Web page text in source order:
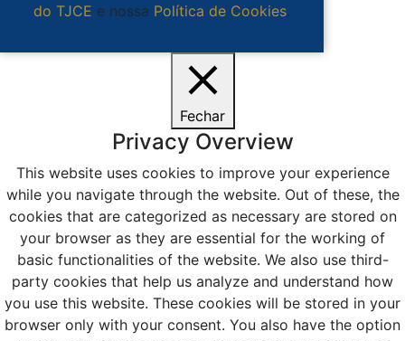
do TJCE e nossa Política de Cookies.
Fechar
Privacy Overview
This website uses cookies to improve your experience
while you navigate through the website. Out of these, the
cookies that are categorized as necessary are stored on
your browser as they are essential for the working of
basic functionalities of the website. We also use third-
party cookies that help us analyze and understand how
you use this website. These cookies will be stored in your
browser only with your consent. You also have the option